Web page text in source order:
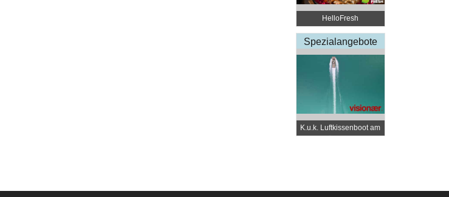
HelloFresh
Spezialangebote
K.u.k. Luftkissenboot am
Wörthersee